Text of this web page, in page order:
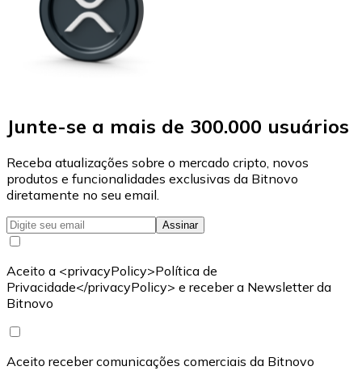
Junte-se a mais de 300.000 usuários
Receba atualizações sobre o mercado cripto, novos
produtos e funcionalidades exclusivas da Bitnovo
diretamente no seu email.
Assinar
Aceito a <privacyPolicy>Política de
Privacidade</privacyPolicy> e receber a Newsletter da
Bitnovo
Aceito receber comunicações comerciais da Bitnovo